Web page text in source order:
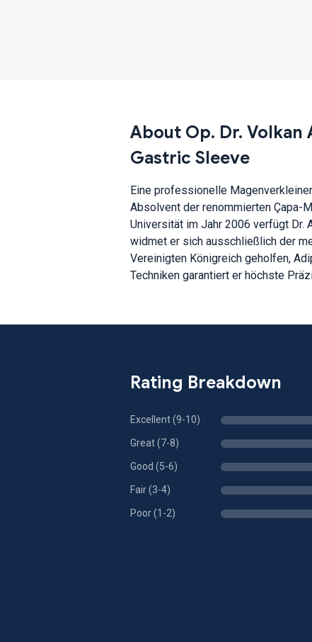
About Op. Dr.
Gastric Sleeve
Eine professionelle
Absolvent der renommierten Çapa-
Universität im Jahr 2006 verfügt Dr.
widmet er sich ausschließlich der
Vereinigten Königreich geholfen,
Techniken garantiert er höchste
Rating Breakdown
Excellent (9-10)
Great (7-8)
Good (5-6)
Fair (3-4)
Poor (1-2)